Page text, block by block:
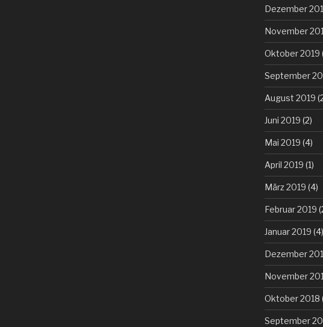
Dezember
November
Oktober 2019
September
August 2019
Juni 2019 (2)
Mai 2019 (4)
April 2019 (1)
März 2019 (4)
Februar 2019
Januar 2019 (4)
Dezember
November
Oktober 2018
September